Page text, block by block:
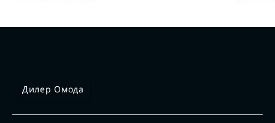
Дилер Омода